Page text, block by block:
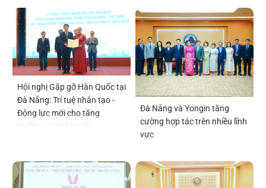
Hội nghị Gặp gỡ Hàn Quốc tại
Đà Nẵng: Trí tuệ nhân tạo -
Động lực mới cho tăng
trưởng và phát triển
Đà Nẵng và Yongin tăng
cường hợp tác trên nhiều lĩnh
vực